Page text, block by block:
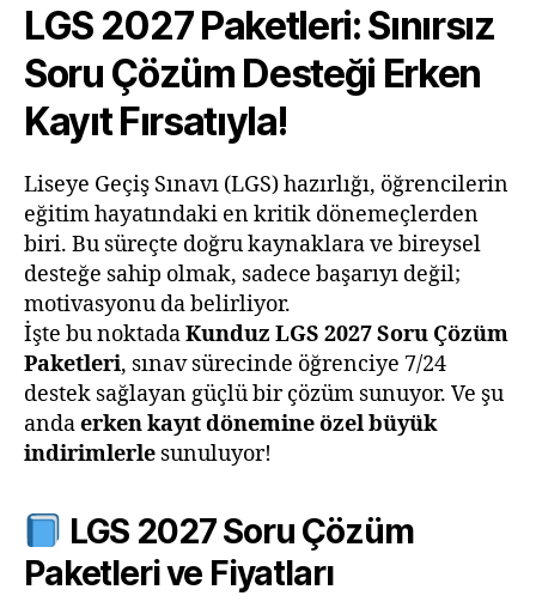
LGS 2027 Paketleri: Sınırsız
Soru Çözüm Desteği Erken
Kayıt Fırsatıyla!
Liseye Geçiş Sınavı (LGS) hazırlığı, öğrencilerin
eğitim hayatındaki en kritik dönemeçlerden
biri. Bu süreçte doğru kaynaklara ve bireysel
desteğe sahip olmak, sadece başarıyı değil;
motivasyonu da belirliyor.
İşte bu noktadaKunduz LGS 2027 Soru Çözüm
Paketleri, sınav sürecinde öğrenciye 7/24
destek sağlayan güçlü bir çözüm sunuyor. Ve şu
andaerken kayıt dönemine özel büyük
indirimlerle sunuluyor!
LGS 2027 Soru Çözüm
Paketleri ve Fiyatları